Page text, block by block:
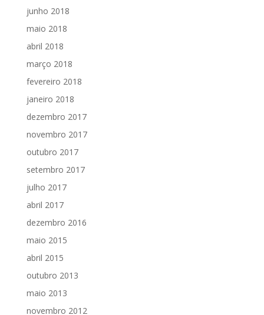
junho 2018
maio 2018
abril 2018
março 2018
fevereiro 2018
janeiro 2018
dezembro 2017
novembro 2017
outubro 2017
setembro 2017
julho 2017
abril 2017
dezembro 2016
maio 2015
abril 2015
outubro 2013
maio 2013
novembro 2012